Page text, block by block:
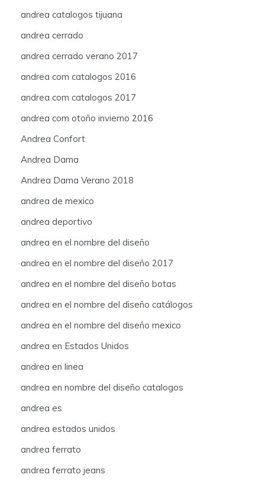
andrea catalogos tijuana
andrea cerrado
andrea cerrado verano 2017
andrea com catalogos 2016
andrea com catalogos 2017
andrea com otoño invierno 2016
Andrea Confort
Andrea Dama
Andrea Dama Verano 2018
andrea de mexico
andrea deportivo
andrea en el nombre del diseño
andrea en el nombre del diseño 2017
andrea en el nombre del diseño botas
andrea en el nombre del diseño catálogos
andrea en el nombre del diseño mexico
andrea en Estados Unidos
andrea en linea
andrea en nombre del diseño catalogos
andrea es
andrea estados unidos
andrea ferrato
andrea ferrato jeans